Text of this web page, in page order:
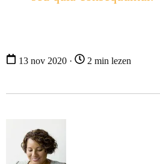
13 nov 2020 · 2 min lezen